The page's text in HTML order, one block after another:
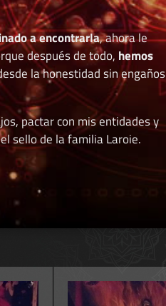
a encontrarla, ahora le
después de todo, hemos
la honestidad sin engaños
pactar con mis entidades y
sello de la familia Laroie.